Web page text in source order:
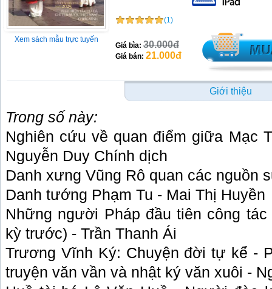
Xem sách mẫu trực tuyến
(1)
Giá bìa: 30.000đ
Giá bán: 21.000đ
Giới thiệu
Trong số này:
Nghiên cứu về quan điểm giữa Mạc
Nguyễn Duy Chính dịch
Danh xưng Vũng Rô quan các nguồn
Danh tướng Phạm Tu - Mai Thị Huyền
Những người Pháp đầu tiên công
kỳ trước) - Trần Thanh Ái
Trương Vĩnh Ký: Chuyện đời tự kể -
truyện văn vần và nhật ký văn xuôi -